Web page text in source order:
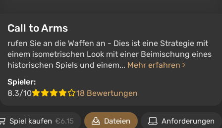
Call to Arms
rufen Sie an die Waffen an - Dies ist eine Strategie mit
einem isometrischen Look mit einer Beimischung eines
historischen Spiels und einem... Mehr erfahren
Spieler:
8.3/10
18 Bewertungen
Spiel kaufen €6.15 Dateien Anforderungen